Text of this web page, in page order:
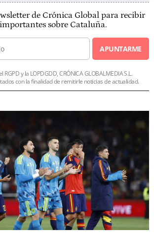
de Crónica Global para recibir
sobre Cataluña.
APUNTARME
y la LOPDGDD, CRÓNICA GLOBALMEDIA S.L.
con la finalidad de remitirle noticias de actualidad.